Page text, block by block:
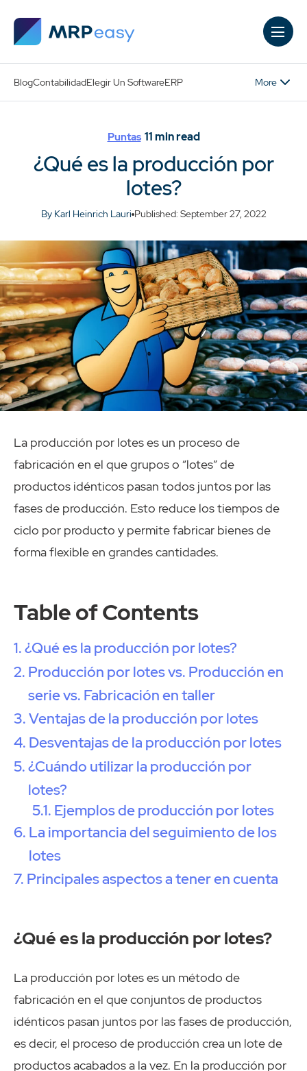
BlogContabilidadElegir Un SoftwareERP More
Puntas 11min read
¿Qué es la producción por
lotes?
By Karl Heinrich Lauri Published: September 27, 2022
La producción por lotes es un proceso de
fabricación en el que grupos o “lotes” de
productos idénticos pasan todos juntos por las
fases de producción. Esto reduce los tiempos de
ciclo por producto y permite fabricar bienes de
forma flexible en grandes cantidades.
Table of Contents
¿Qué es la producción por lotes?
Producción por lotes vs. Producción en
serie vs. Fabricación en taller
Ventajas de la producción por lotes
Desventajas de la producción por lotes
¿Cuándo utilizar la producción por
lotes?
Ejemplos de producción por lotes
La importancia del seguimiento de los
lotes
Principales aspectos a tener en cuenta
¿Qué es la producción por lotes?
La producción por lotes es un método de
fabricación en el que conjuntos de productos
idénticos pasan juntos por las fases de producción,
es decir, el proceso de producción crea un lote de
productos acabados a la vez. En la producción por